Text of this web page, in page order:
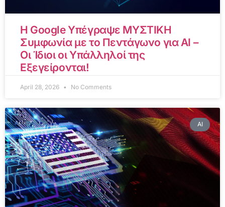
Η Google Υπέγραψε ΜΥΣΤΙΚΗ
Συμφωνία με το Πεντάγωνο για AI –
Οι Ίδιοι οι Υπάλληλοί της
Εξεγείρονται!
April 28, 2026 No Comments
AI